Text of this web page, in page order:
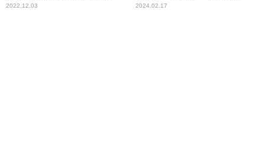
2022.12.03
わ……」
2024.02.17